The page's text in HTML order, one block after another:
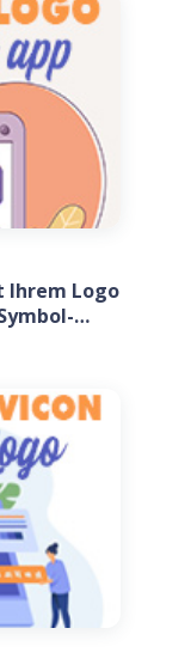
Ihrem Logo